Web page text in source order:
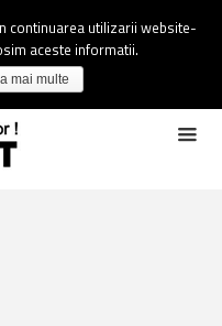
continuarea utilizarii website-
aceste informatii.
mai multe